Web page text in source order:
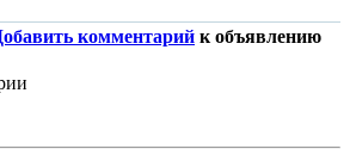
комментарий к объявлению